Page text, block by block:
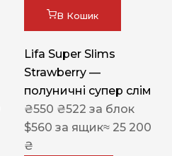
В Кошик
Lifa Super Slims
Strawberry —
полуничні супер слім
₴550 ₴522 за блок
$560 за ящик≈ 25 200
₴